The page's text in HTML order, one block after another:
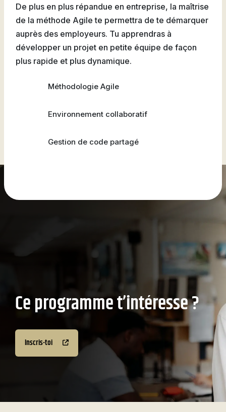
De plus en plus répandue en entreprise, la maîtrise
de la méthode Agile te permettra de te démarquer
auprès des employeurs. Tu apprendras à
développer un projet en petite équipe de façon
plus rapide et plus dynamique.
Méthodologie Agile
Environnement collaboratif
Gestion de code partagé
Ce programme t’intéresse ?
Inscris-toi